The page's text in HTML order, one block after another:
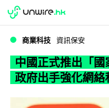
WWDC 2026
商業科技 資訊保安
中國正式推出「
政府出手強化網絡